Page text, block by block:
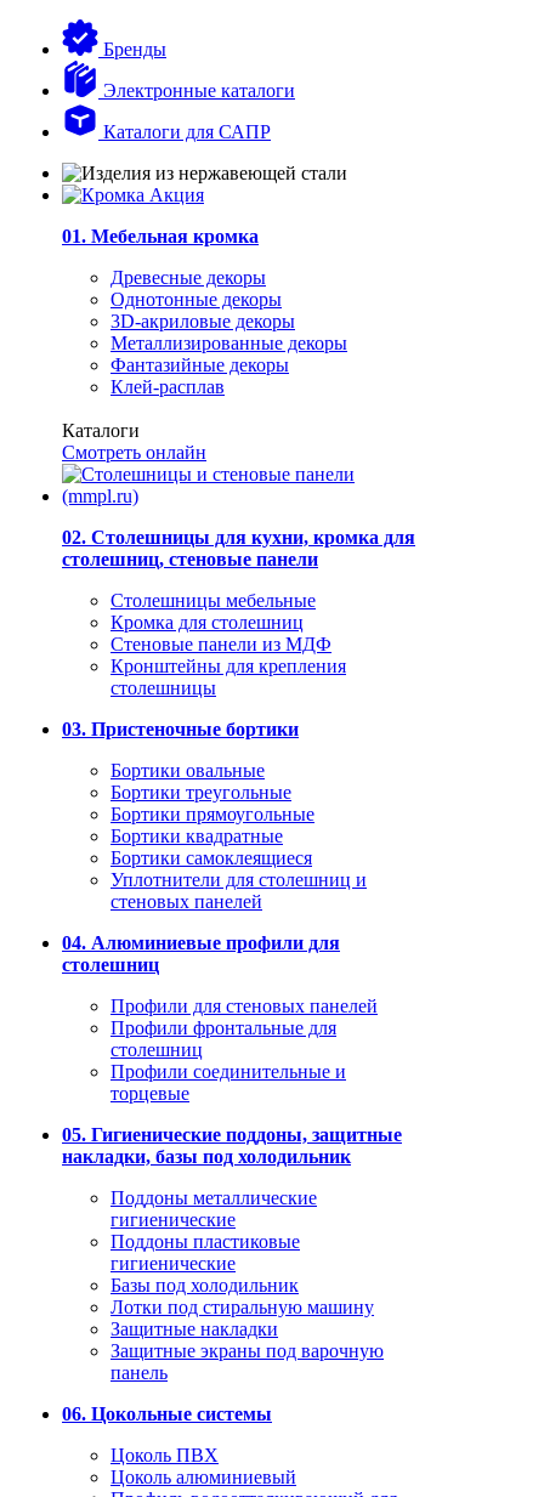
Бренды
Электронные каталоги
Каталоги для САПР
01. Мебельная кромка
Древесные декоры
Однотонные декоры
3D-акриловые декоры
Металлизированные декоры
Фантазийные декоры
Клей-расплав
Каталоги
Смотреть онлайн
02. Столешницы для кухни, кромка для
столешниц, стеновые панели
Столешницы мебельные
Кромка для столешниц
Стеновые панели из МДФ
Кронштейны для крепления
столешницы
03. Пристеночные бортики
Бортики овальные
Бортики треугольные
Бортики прямоугольные
Бортики квадратные
Бортики самоклеящиеся
Уплотнители для столешниц и
стеновых панелей
04. Алюминиевые профили для
столешниц
Профили для стеновых панелей
Профили фронтальные для
столешниц
Профили соединительные и
торцевые
05. Гигиенические поддоны, защитные
накладки, базы под холодильник
Поддоны металлические
гигиенические
Поддоны пластиковые
гигиенические
Базы под холодильник
Лотки под стиральную машину
Защитные накладки
Защитные экраны под варочную
панель
06. Цокольные системы
Цоколь ПВХ
Цоколь алюминиевый